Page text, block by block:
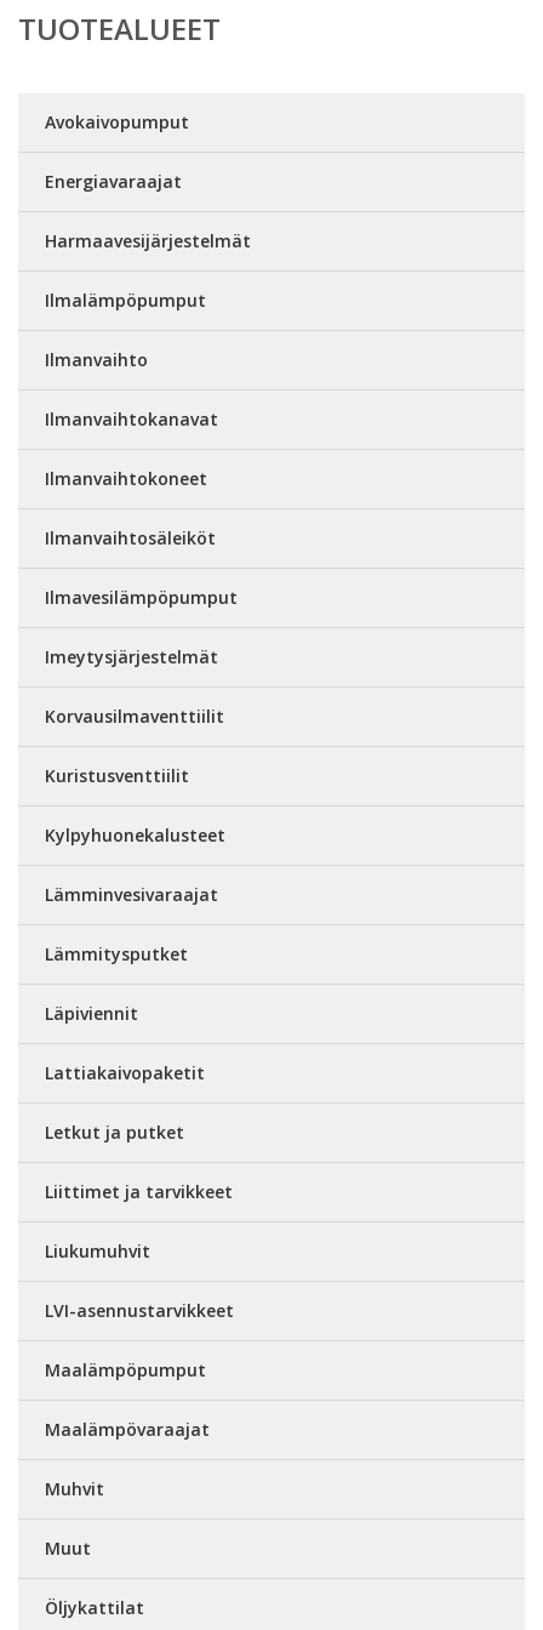
TUOTEALUEET
Avokaivopumput
Energiavaraajat
Harmaavesijärjestelmät
Ilmalämpöpumput
Ilmanvaihto
Ilmanvaihtokanavat
Ilmanvaihtokoneet
Ilmanvaihtosäleiköt
Ilmavesilämpöpumput
Imeytysjärjestelmät
Korvausilmaventtiilit
Kuristusventtiilit
Kylpyhuonekalusteet
Lämminvesivaraajat
Lämmitysputket
Läpiviennit
Lattiakaivopaketit
Letkut ja putket
Liittimet ja tarvikkeet
Liukumuhvit
LVI-asennustarvikkeet
Maalämpöpumput
Maalämpövaraajat
Muhvit
Muut
Öljykattilat